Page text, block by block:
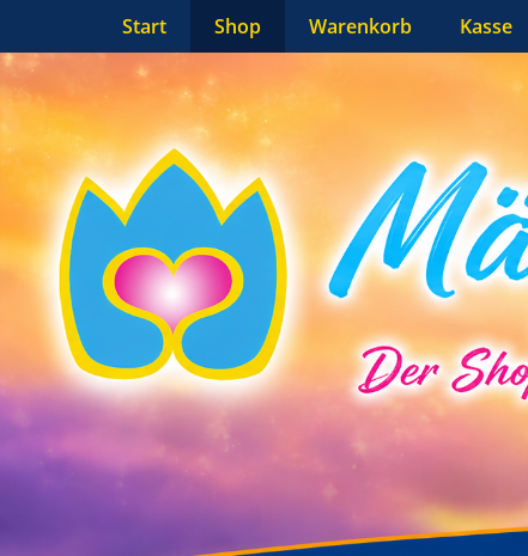
Zum
Inhalt
springen
Primäres Menü
Start Shop Warenkorb Kasse